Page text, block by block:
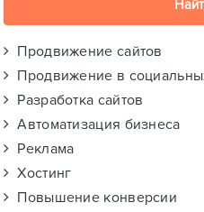
Продвижение сайтов
Продвижение в
Разработка сайтов
Автоматизация бизнеса
Реклама
Хостинг
Повышение конверсии